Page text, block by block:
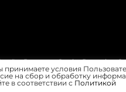
Peugeot, Opel и Renault в
условия
на сбор и обработку
в соответствии с Политикой